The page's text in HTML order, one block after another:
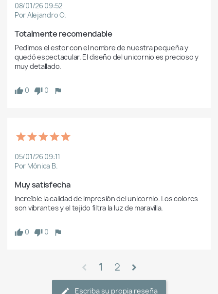
08/01/26 09:52
Por Alejandro O.
Totalmente recomendable
Pedimos el estor con el nombre de nuestra pequeña y
quedó espectacular. El diseño del unicornio es precioso y
muy detallado.
0 0
05/01/26 09:11
Por Mónica B.
Muy satisfecha
Increíble la calidad de impresión del unicornio. Los colores
son vibrantes y el tejido filtra la luz de maravilla.
0 0
chevron_left 1 2 chevron_right
Escriba su propia reseña